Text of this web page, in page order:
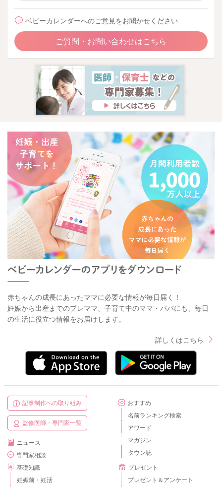
ベビーカレンダーへのご意見をお聞かせください
ご質問・お問い合わせはこちら
赤ちゃんの成長にあったママに必要な情報が毎日届く！
妊娠から出産までのプレママ、子育て中のママ・パパにも、毎日
の生活に役立つ情報をお届けします。
詳しくはこちら
記事制作への取り組み
監修医師・専門家一覧
ニュース
専門家相談
基礎知識
妊娠前・妊活
おすすめ
名前ランキング検索
アワード
マガジン
タウン誌
プレゼント
プレゼント＆アンケート